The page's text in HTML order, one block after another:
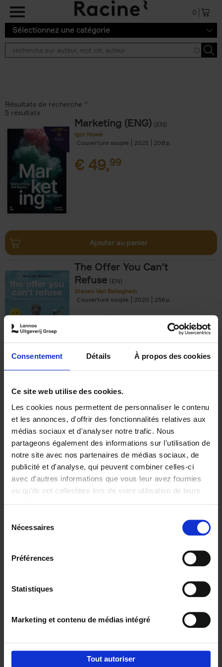
Consentement Détails À propos des cookies
Ce site web utilise des cookies.
Les cookies nous permettent de personnaliser le contenu
et les annonces, d'offrir des fonctionnalités relatives aux
médias sociaux et d'analyser notre trafic. Nous
partageons également des informations sur l'utilisation de
notre site avec nos partenaires de médias sociaux, de
publicité et d'analyse, qui peuvent combiner celles-ci
avec d'autres informations que vous leur avez fournies
ou qu'ils ont collectées lors de votre utilisation de leurs
Nécessaires
Préférences
Statistiques
Marketing et contenu de médias intégré
Tout autoriser
Aller au contenu principal
0
Sélectionnez une catégorie
Résultats de recherche ''
5 résultats
Marketing (ENG) (EN)
Igor Nowé
Couverture souple
2025 208
€ 49,99
Ajouter au panier
The Offer You Can't
Refuse (EN)
Steven Van Belleghem
Couverture souple
2020 256
€37,50
Building Bonds = Building
Business
Jochen Roef Jozefien De Feyter
Carolien Boom
Couverture souple
2025 200
€29,99
Digital marketing like a PRO -
completely revised edition (EN)